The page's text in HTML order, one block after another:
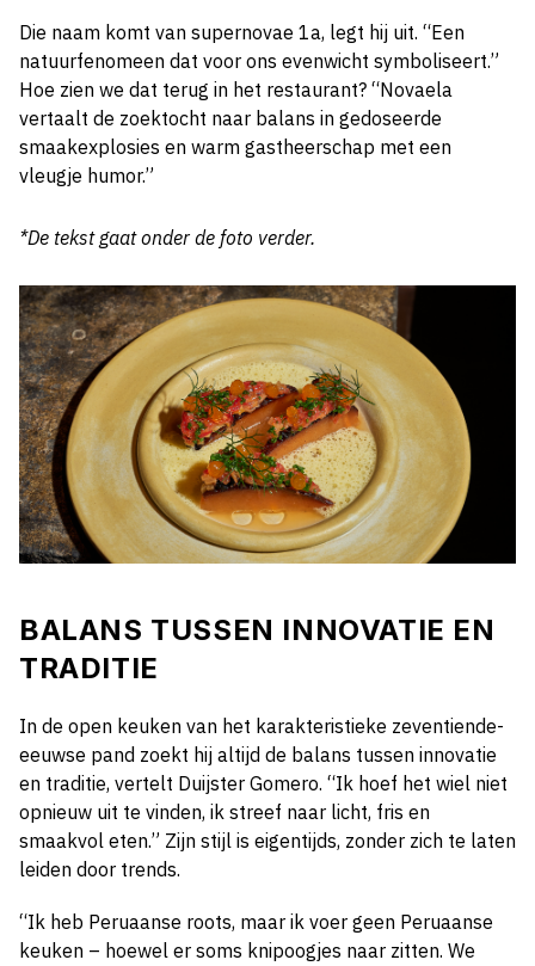
Die naam komt van supernovae 1a, legt hij uit. “Een
natuurfenomeen dat voor ons evenwicht symboliseert.”
Hoe zien we dat terug in het restaurant? “Novaela
vertaalt de zoektocht naar balans in gedoseerde
smaakexplosies en warm gastheerschap met een
vleugje humor.”
*De tekst gaat onder de foto verder.
BALANS TUSSEN INNOVATIE EN
TRADITIE
In de open keuken van het karakteristieke zeventiende-
eeuwse pand zoekt hij altijd de balans tussen innovatie
en traditie, vertelt Duijster Gomero. “Ik hoef het wiel niet
opnieuw uit te vinden, ik streef naar licht, fris en
smaakvol eten.” Zijn stijl is eigentijds, zonder zich te laten
leiden door trends.
“Ik heb Peruaanse roots, maar ik voer geen Peruaanse
keuken – hoewel er soms knipoogjes naar zitten. We